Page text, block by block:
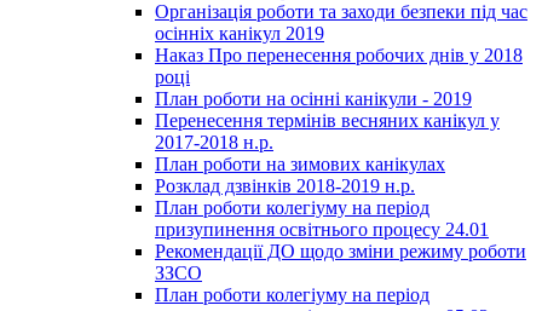
Організація роботи та заходи безпеки під час
осінніх канікул 2019
Наказ Про перенесення робочих днів у 2018
році
План роботи на осінні канікули - 2019
Перенесення термінів весняних канікул у
2017-2018 н.р.
План роботи на зимових канікулах
Розклад дзвінків 2018-2019 н.р.
План роботи колегіуму на період
призупинення освітнього процесу 24.01
Рекомендації ДО щодо зміни режиму роботи
ЗЗСО
План роботи колегіуму на період